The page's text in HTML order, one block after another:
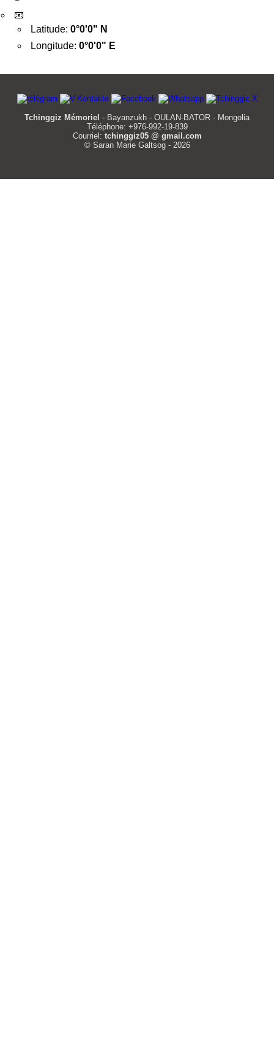
📧
Latitude: 0°0'0" N
Longitude: 0°0'0" E
Tchinggiz Mémoriel - Bayanzukh - OULAN-BATOR - Mongolia
Téléphone: +976-992-19-839
Courriel: tchinggiz05 @ gmail.com
© Saran Marie Galtsog - 2026